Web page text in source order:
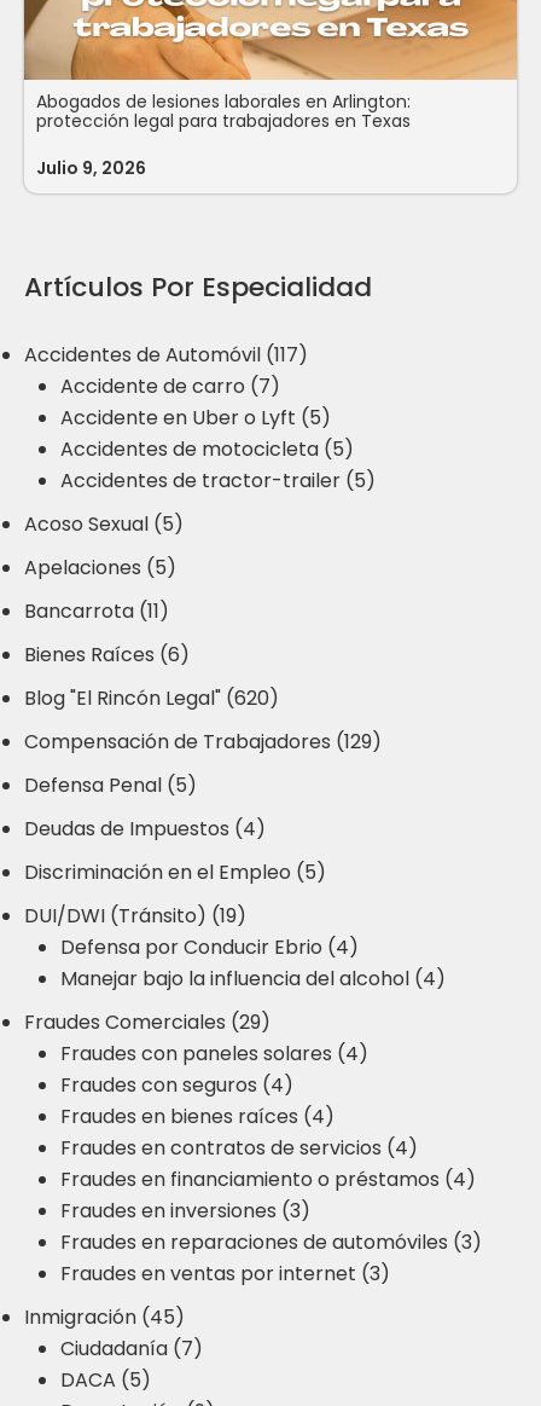
Abogados de lesiones laborales en Arlington:
protección legal para trabajadores en Texas
Julio 9, 2026
Artículos Por Especialidad
Accidentes de Automóvil (117)
Accidente de carro (7)
Accidente en Uber o Lyft (5)
Accidentes de motocicleta (5)
Accidentes de tractor-trailer (5)
Acoso Sexual (5)
Apelaciones (5)
Bancarrota (11)
Bienes Raíces (6)
Blog "El Rincón Legal" (620)
Compensación de Trabajadores (129)
Defensa Penal (5)
Deudas de Impuestos (4)
Discriminación en el Empleo (5)
DUI/DWI (Tránsito) (19)
Defensa por Conducir Ebrio (4)
Manejar bajo la influencia del alcohol (4)
Fraudes Comerciales (29)
Fraudes con paneles solares (4)
Fraudes con seguros (4)
Fraudes en bienes raíces (4)
Fraudes en contratos de servicios (4)
Fraudes en financiamiento o préstamos (4)
Fraudes en inversiones (3)
Fraudes en reparaciones de automóviles (3)
Fraudes en ventas por internet (3)
Inmigración (45)
Ciudadanía (7)
DACA (5)